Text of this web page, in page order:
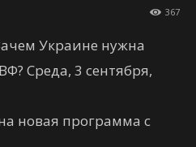
367
Украине нужна
Среда, 3 сентября,